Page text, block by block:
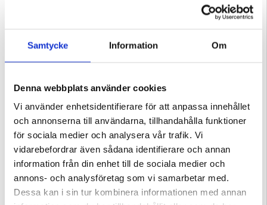
Samtycke Information Om
Denna webbplats använder cookies
Vi använder enhetsidentifierare för att anpassa innehållet
och annonserna till användarna, tillhandahålla funktioner
för sociala medier och analysera vår trafik. Vi
vidarebefordrar även sådana identifierare och annan
information från din enhet till de sociala medier och
annons- och analysföretag som vi samarbetar med.
Dessa kan i sin tur kombinera informationen med annan
LIVE CHAT
Beskrivning
Love Mei Powerful hybridskal kommer ta din Huawei P30 Pro till en ny nivå.
Dess design med trippla material skyddar din Huawei P30 Pro mot de tuffaste
förhållanden. Det har också extra upphöjda kanter, såväl som ett
värmeavledande lager som hjälper till att förhindra överhettning.
- Love Mei Powerful hybridskal för Huawei P30 Pro
- Väldigt hållbart och står emot olika skador
- 2mm upphöjda kanter skyddar din Huawei P30 Pro ytterligare
- Smutsskyddande kontakter och taktila knappskydd
- Designat att perfekt passa din Huawei P30 Pro
Kompatibilitet: Huawei P30 Pro
Förpackning: Euroblister